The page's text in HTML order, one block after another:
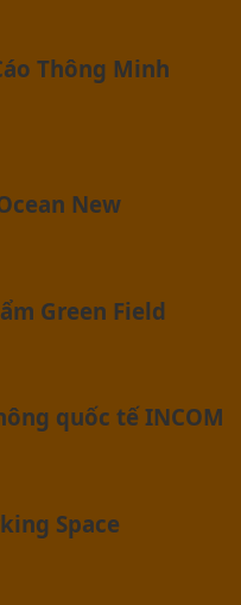
Thông Minh
New
Green Field
quốc tế INCOM
Space